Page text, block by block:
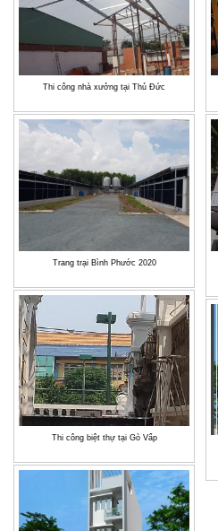
Thi công nhà xưởng tại Thủ Đức
Trang trại Bình Phước 2020
Thi công biệt thự tại Gò Vấp